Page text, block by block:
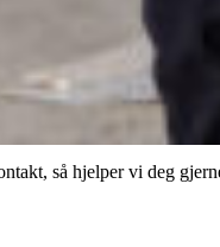
så hjelper vi deg